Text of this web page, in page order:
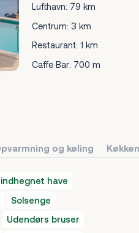
Lufthavn: 79 km
Centrum: 3 km
Restaurant: 1 km
Caffe Bar: 700 m
og køling
indhegnet have
Solsenge
Udendørs bruser